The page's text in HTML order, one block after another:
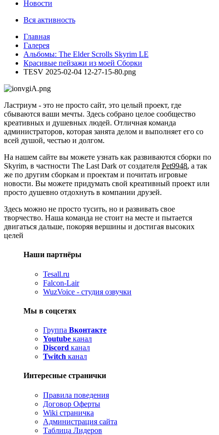
Новости
Вся активность
Главная
Галерея
Альбомы: The Elder Scrolls Skyrim LE
Красивые пейзажи из моей Сборки
TESV 2025-02-04 12-27-15-80.png
Ластриум - это не просто сайт, это целый проект, где
сбываются ваши мечты. Здесь собрано целое сообщество
креативных и душевных людей. Отличная команда
администраторов, которая занята делом и выполняет его со
всей душой, честью и долгом.
На нашем сайте вы можете узнать как развиваются сборки по
Skyrim, в частности The Last Dark от создателя Pet9948, а так
же по другим сборкам и проектам и почитать игровые
новости. Вы можете придумать свой креативный проект или
просто душевно отдохнуть в компании друзей.
Здесь можно не просто тусить, но и развивать свое
творчество. Наша команда не стоит на месте и пытается
двигаться дальше, покоряя вершины и достигая высоких
целей
Наши партнёры
Tesall.ru
Falcon-Lair
WuzVoice - студия озвучки
Мы в соцсетях
Группа Вконтакте
Youtube канал
Discord канал
Twitch канал
Интересные странички
Правила поведения
Договор Оферты
Wiki страничка
Администрация сайта
Таблица Лидеров